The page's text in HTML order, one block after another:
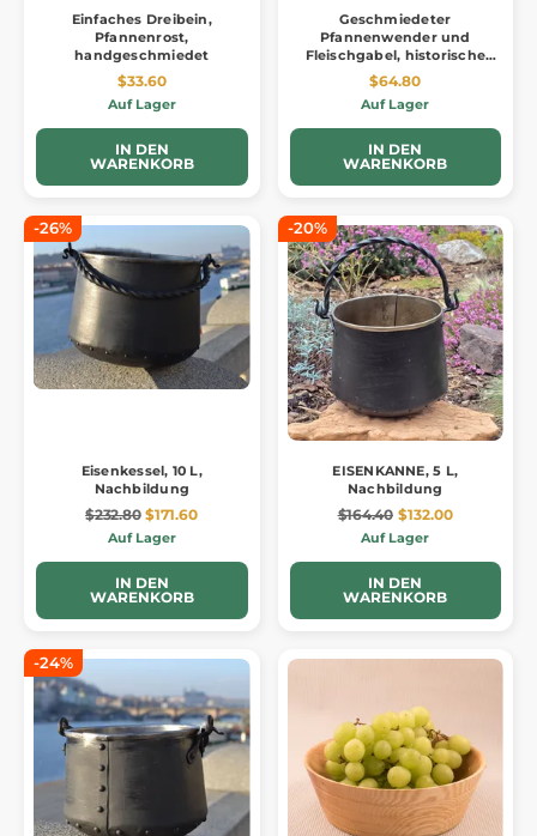
Einfaches Dreibein,
Pfannenrost,
handgeschmiedet
$33.60
Auf Lager
IN DEN
WARENKORB
Geschmiedeter
Pfannenwender und
Fleischgabel, historische
Replik
$64.80
Auf Lager
IN DEN
WARENKORB
-26%
Eisenkessel, 10 L,
Nachbildung
$232.80 $171.60
Auf Lager
IN DEN
WARENKORB
-20%
EISENKANNE, 5 L,
Nachbildung
$164.40 $132.00
Auf Lager
IN DEN
WARENKORB
-24%